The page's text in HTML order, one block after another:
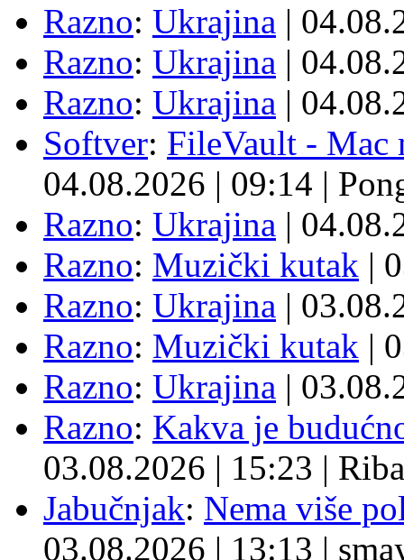
Razno: Ukrajina |
Razno: Ukrajina |
Razno: Ukrajina |
Softver: FileVault - Mac
04.08.2026 | 09:14 |
Razno: Ukrajina |
Razno: Muzički kutak |
Razno: Ukrajina |
Razno: Muzički kutak |
Razno: Ukrajina |
Razno: Kakva je
03.08.2026 | 15:23 | Riba
Jabučnjak: Nema više
03.08.2026 | 13:13 |